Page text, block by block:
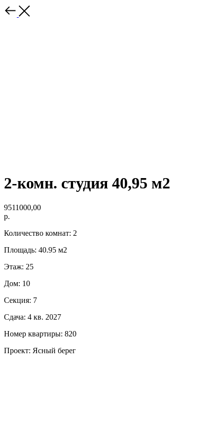
2-комн. студия 40,95 м2
9511000,00
р.
Количество комнат: 2
Площадь: 40.95 м2
Этаж: 25
Дом: 10
Секция: 7
Сдача: 4 кв. 2027
Номер квартиры: 820
Проект: Ясный берег